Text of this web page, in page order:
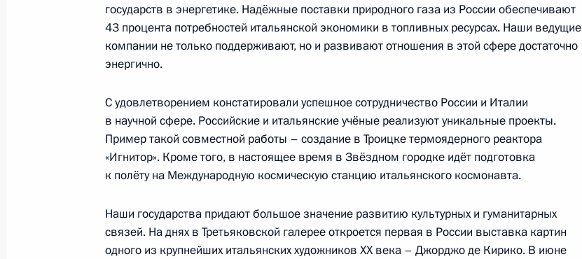
5 апреля 2017 года, среда
Выступления на государственном обеде от имени Президента
Шавката Мирзиёева
5 апреля 2017 года, 17:00
5 апреля 2017 года, 17:00 Москва, Кремль
государств в энергетике. Надёжные поставки природного газа из России обеспечивают
43 процента потребностей итальянской экономики в топливных ресурсах. Наши ведущие
компании не только поддерживают, но и развивают отношения в этой сфере достаточно
энергично.
С удовлетворением констатировали успешное сотрудничество России и Италии
в научной сфере. Российские и итальянские учёные реализуют уникальные проекты.
Пример такой совместной работы – создание в Троицке термоядерного реактора
«Игнитор». Кроме того, в настоящее время в Звёздном городке идёт подготовка
к полёту на Международную космическую станцию итальянского космонавта.
Наши государства придают большое значение развитию культурных и гуманитарных
связей. На днях в Третьяковской галерее откроется первая в России выставка картин
одного из крупнейших итальянских художников XX века – Джорджо де Кирико. В июне